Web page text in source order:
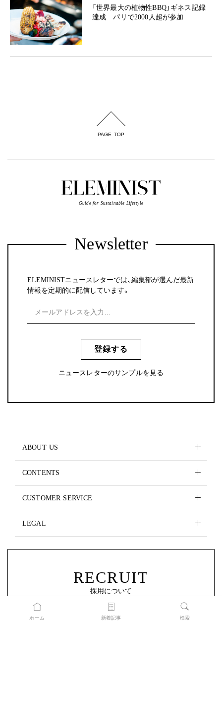
「世界最大の植物性BBQ」ギネス記録
達成 パリで2000人超が参加
PAGE TOP
Guide for Sustainable Lifestyle
Newsletter
ELEMINISTニュースレターでは、編集部が選んだ最新
情報を定期的に配信しています。
登録する
ニュースレターのサンプルを見る
ABOUT US
CONTENTS
CUSTOMER SERVICE
LEGAL
RECRUIT
採用について
ホーム 新着記事 検索